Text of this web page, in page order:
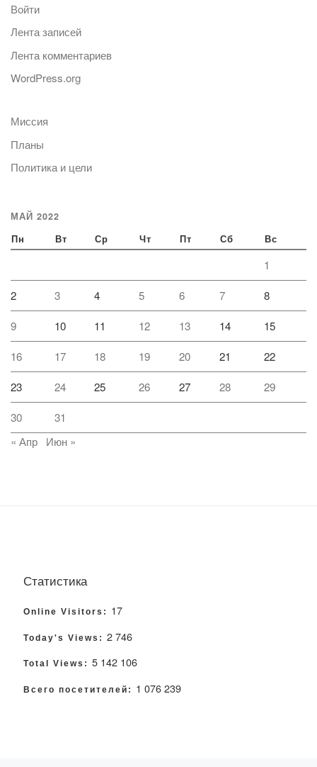
Войти
Лента записей
Лента комментариев
WordPress.org
Миссия
Планы
Политика и цели
МАЙ 2022
Пн Вт Ср Чт Пт Сб Вс
1
2 3 4 5 6 7 8
9 10 11 12 13 14 15
16 17 18 19 20 21 22
23 24 25 26 27 28 29
30
31
« Апр
Июн »
Статистика
Online Visitors: 17
Today's Views: 2 746
Total Views: 5 142 106
Всего посетителей: 1 076 239